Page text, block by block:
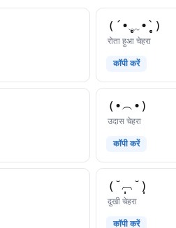
(´•̥̥̥﹏•̥̥̥`)
रोता हुआ चेहराकाओमोजी
कॉपी करें
(•︵•)
उदास चेहराकाओमोजी
कॉपी करें
(˘̩̩︹˘̩̩)
दुखी चेहराकाओमोजी
कॉपी करें